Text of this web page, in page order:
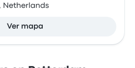
Netherlands
Ver mapa